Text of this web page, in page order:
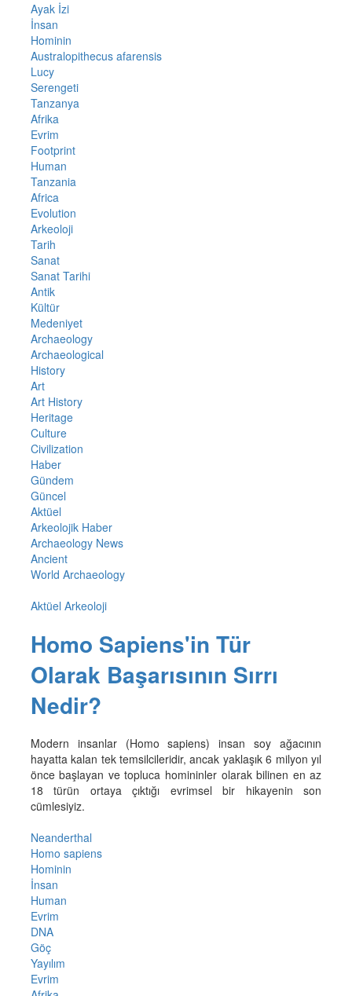
Ayak İzi
İnsan
Hominin
Australopithecus afarensis
Lucy
Serengeti
Tanzanya
Afrika
Evrim
Footprint
Human
Tanzania
Africa
Evolution
Arkeoloji
Tarih
Sanat
Sanat Tarihi
Antik
Kültür
Medeniyet
Archaeology
Archaeological
History
Art
Art History
Heritage
Culture
Civilization
Haber
Gündem
Güncel
Aktüel
Arkeolojik Haber
Archaeology News
Ancient
World Archaeology
Aktüel Arkeoloji
Homo Sapiens'in Tür
Olarak Başarısının Sırrı
Nedir?
Modern insanlar (Homo sapiens) insan soy ağacının
hayatta kalan tek temsilcileridir, ancak yaklaşık 6 milyon yıl
önce başlayan ve topluca homininler olarak bilinen en az
18 türün ortaya çıktığı evrimsel bir hikayenin son
cümlesiyiz.
Neanderthal
Homo sapiens
Hominin
İnsan
Human
Evrim
DNA
Göç
Yayılım
Evrim